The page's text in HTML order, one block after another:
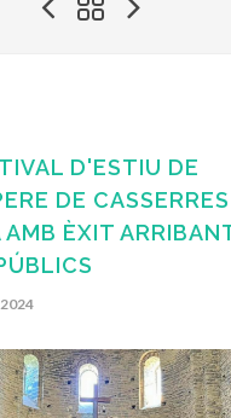
D'ESTIU DE
DE CASSERRES
AMB ÈXIT